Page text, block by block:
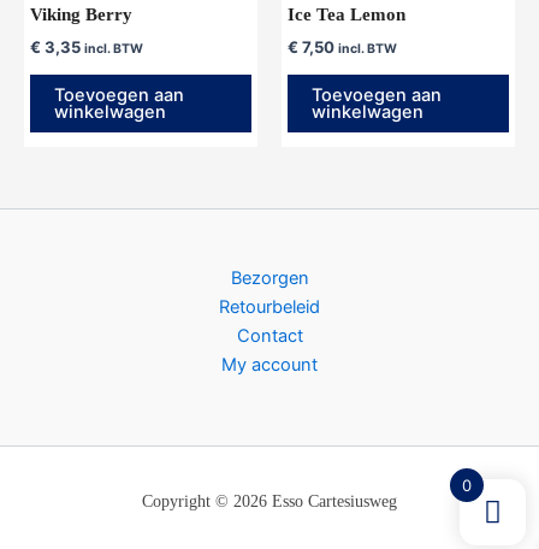
Viking Berry
€ 3,35 incl. BTW
Toevoegen aan
winkelwagen
Ice Tea Lemon
€ 7,50 incl. BTW
Toevoegen aan
winkelwagen
Bezorgen
Retourbeleid
Contact
My account
Copyright © 2026 Esso Cartesiusweg
0